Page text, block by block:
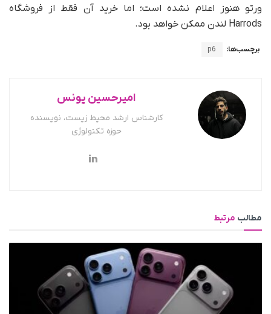
ورتو هنوز اعلام نشده است؛ اما خرید آن فقط از فروشگاه
Harrods لندن ممکن خواهد بود.
برچسب‌ها: p6
امیرحسین یونس
کارشناس ارشد محیط زیست، نویسنده
حوزه تکنولوژی
مطالب مرتبط